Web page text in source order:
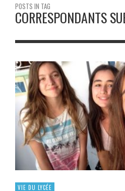
POSTS IN TAG
CORRESPONDANTS
VIE DU LYCÉE